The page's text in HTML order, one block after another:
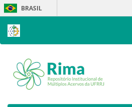
Skip
navigation
BRASIL